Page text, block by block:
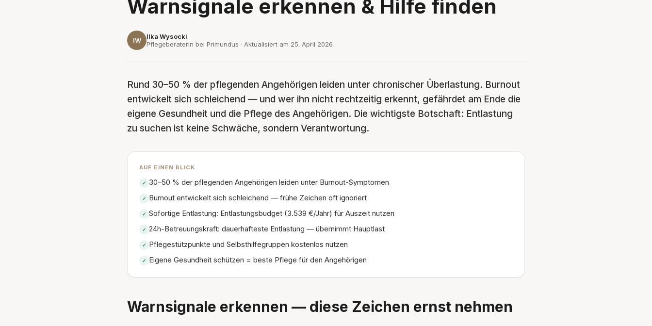
Warnsignale erkennen & Hilfe finden
IW
Ilka Wysocki
Pflegeberaterin bei Primundus · Aktualisiert am 25. April 2026
Rund 30–50 % der pflegenden Angehörigen leiden unter chronischer Überlastung. Burnout
entwickelt sich schleichend — und wer ihn nicht rechtzeitig erkennt, gefährdet am Ende die
eigene Gesundheit und die Pflege des Angehörigen. Die wichtigste Botschaft: Entlastung
zu suchen ist keine Schwäche, sondern Verantwortung.
AUF EINEN BLICK
✓ 30–50 % der pflegenden Angehörigen leiden unter Burnout-Symptomen
✓ Burnout entwickelt sich schleichend — frühe Zeichen oft ignoriert
✓ Sofortige Entlastung: Entlastungsbudget (3.539 €/Jahr) für Auszeit nutzen
✓ 24h-Betreuungskraft: dauerhafteste Entlastung — übernimmt Hauptlast
✓ Pflegestützpunkte und Selbsthilfegruppen kostenlos nutzen
✓ Eigene Gesundheit schützen = beste Pflege für den Angehörigen
Warnsignale erkennen — diese Zeichen ernst nehmen